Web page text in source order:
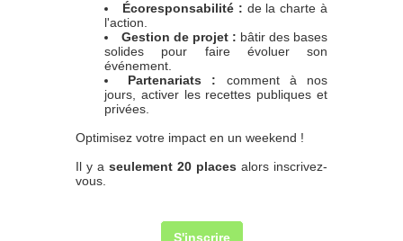
Écoresponsabilité : de la charte à
l'action.
Gestion de projet : bâtir des bases
solides pour faire évoluer son
événement.
Partenariats : comment à nos
jours, activer les recettes publiques et
privées.
Optimisez votre impact en un weekend !
Il y a seulement 20 places alors inscrivez-
vous.
S'inscrire